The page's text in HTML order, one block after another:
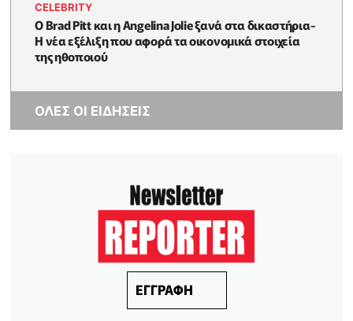
CELEBRITY
Ο Brad Pitt και η Angelina Jolie ξανά στα δικαστήρια-
Η νέα εξέλιξη που αφορά τα οικονομικά στοιχεία
της ηθοποιού
ΟΛΕΣ ΟΙ ΕΙΔΗΣΕΙΣ
ΕΓΓΡΑΦΗ